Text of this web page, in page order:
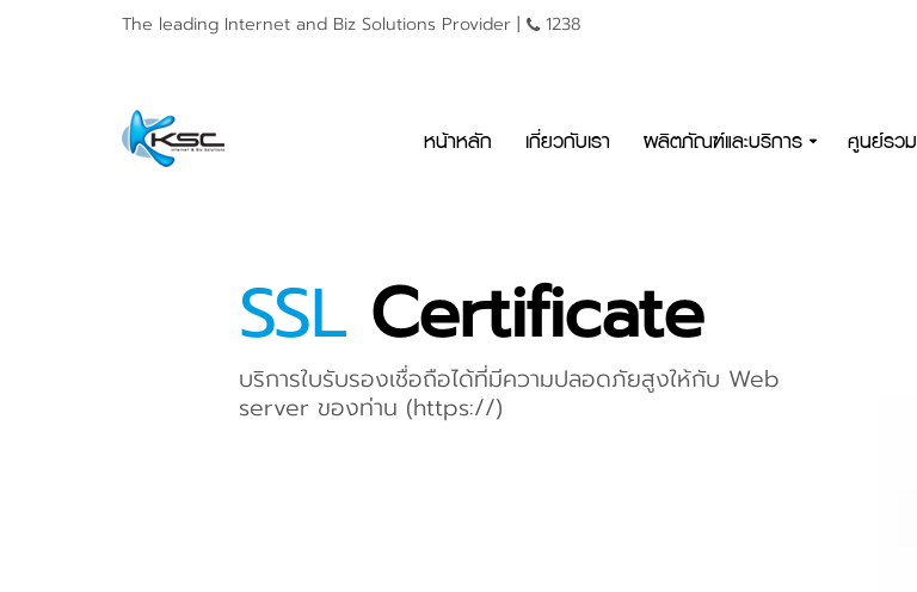
The leading Internet and Biz Solutions Provider | 1238
หน้าหลัก เกี่ยวกับเรา ผลิตภัณฑ์และบริการ ศูนย์รว
SSL Certificate
บริการใบรับรองเชื่อถือได้ที่มีความปลอดภัยสูงให้กับ Web
server ของท่าน (https://)